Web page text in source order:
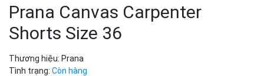
Prana Canvas Carpenter
Shorts Size 36
Thương hiệu: Prana
Tình trạng: Còn hàng